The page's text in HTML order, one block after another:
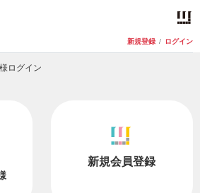
新規登録 / ログイン
ログイン
新規会員登録